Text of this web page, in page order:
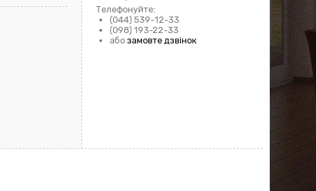
Телефонуйте:
(044) 539-12-33
(098) 193-22-33
або замовте дзвінок